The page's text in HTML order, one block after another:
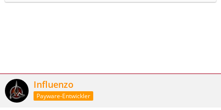
Influenzo
Payware-Entwickler